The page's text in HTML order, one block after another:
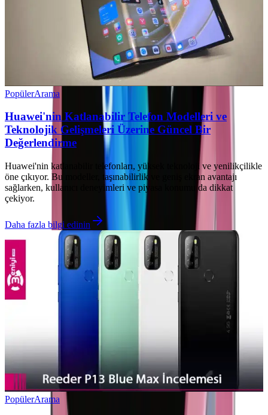
PopülerArama
Huawei'nin Katlanabilir Telefon Modelleri ve
Teknolojik Gelişmeleri Üzerine Güncel Bir
Değerlendirme
Huawei'nin katlanabilir telefonları, yüksek teknoloji ve yenilikçilikle
öne çıkıyor. Bu modeller, taşınabilirlik ve geniş ekran avantajı
sağlarken, kullanıcı deneyimleri ve piyasa konumu da dikkat
çekiyor.
Daha fazla bilgi edinin
PopülerArama